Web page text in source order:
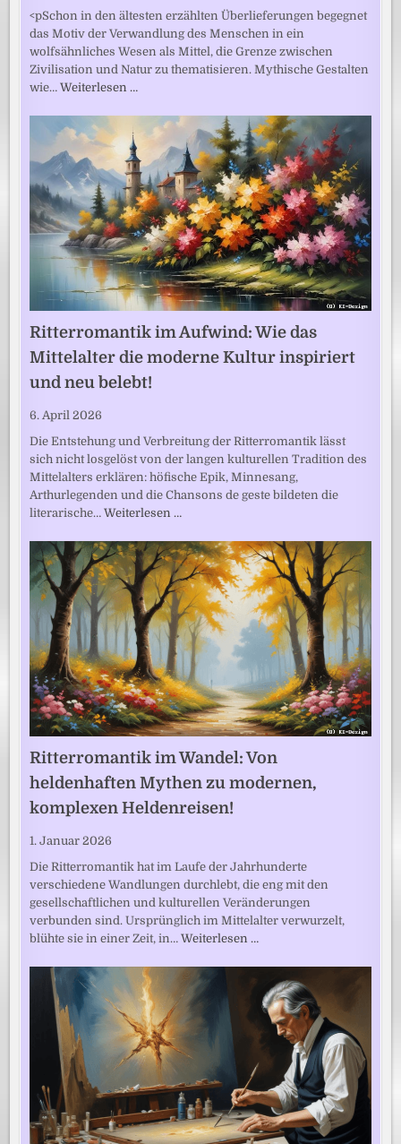
<pSchon in den ältesten erzählten Überlieferungen begegnet
das Motiv der Verwandlung des Menschen in ein
wolfsähnliches Wesen als Mittel, die Grenze zwischen
Zivilisation und Natur zu thematisieren. Mythische Gestalten
wie…Weiterlesen …
Ritterromantik im Aufwind: Wie das
Mittelalter die moderne Kultur inspiriert
und neu belebt!
6. April 2026
Die Entstehung und Verbreitung der Ritterromantik lässt
sich nicht losgelöst von der langen kulturellen Tradition des
Mittelalters erklären: höfische Epik, Minnesang,
Arthurlegenden und die Chansons de geste bildeten die
literarische…Weiterlesen …
Ritterromantik im Wandel: Von
heldenhaften Mythen zu modernen,
komplexen Heldenreisen!
1. Januar 2026
Die Ritterromantik hat im Laufe der Jahrhunderte
verschiedene Wandlungen durchlebt, die eng mit den
gesellschaftlichen und kulturellen Veränderungen
verbunden sind. Ursprünglich im Mittelalter verwurzelt,
blühte sie in einer Zeit, in…Weiterlesen …